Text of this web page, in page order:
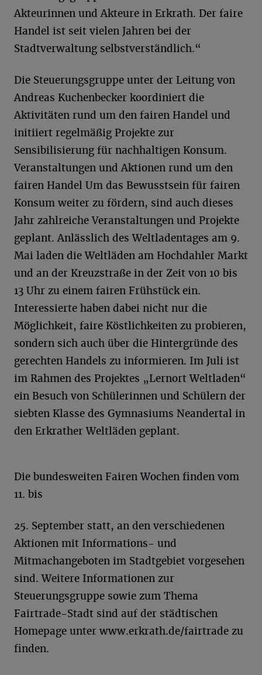
Akteurinnen und Akteure in Erkrath. Der faire
Handel ist seit vielen Jahren bei der
Stadtverwaltung selbstverständlich.“
Die Steuerungsgruppe unter der Leitung von
Andreas Kuchenbecker koordiniert die
Aktivitäten rund um den fairen Handel und
initiiert regelmäßig Projekte zur
Sensibilisierung für nachhaltigen Konsum.
Veranstaltungen und Aktionen rund um den
fairen Handel Um das Bewusstsein für fairen
Konsum weiter zu fördern, sind auch dieses
Jahr zahlreiche Veranstaltungen und Projekte
geplant. Anlässlich des Weltladentages am 9.
Mai laden die Weltläden am Hochdahler Markt
und an der Kreuzstraße in der Zeit von 10 bis
13 Uhr zu einem fairen Frühstück ein.
Interessierte haben dabei nicht nur die
Möglichkeit, faire Köstlichkeiten zu probieren,
sondern sich auch über die Hintergründe des
gerechten Handels zu informieren. Im Juli ist
im Rahmen des Projektes „Lernort Weltladen“
ein Besuch von Schülerinnen und Schülern der
siebten Klasse des Gymnasiums Neandertal in
den Erkrather Weltläden geplant.
Die bundesweiten Fairen Wochen finden vom
11. bis
25. September statt, an den verschiedenen
Aktionen mit Informations- und
Mitmachangeboten im Stadtgebiet vorgesehen
sind. Weitere Informationen zur
Steuerungsgruppe sowie zum Thema
Fairtrade-Stadt sind auf der städtischen
Homepage unter www.erkrath.de/fairtrade zu
finden.